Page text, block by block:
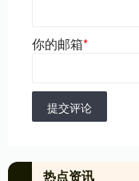
你的邮箱*
提交评论
热点资讯